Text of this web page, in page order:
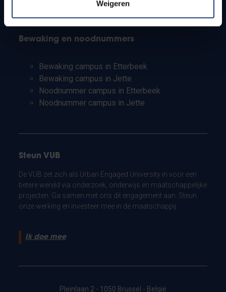
Weigeren
Bewaking en noodnummers
Bewaking campus in Etterbeek
Bewaking campus in Jette
Noodnummer campus in Etterbeek
Noodnummer campus in Jette
Steun VUB
De VUB zet zich als Urban Engaged University in voor een
betere wereld via onderzoek, onderwijs en maatschappelijke
projecten. Ga samen met ons dit engagement aan. Steun
onze werking en investeer mee in de maatschappij.
Ik doe mee
Pleinlaan 2 - 1050 Brussel - België